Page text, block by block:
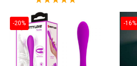
-20% -16%